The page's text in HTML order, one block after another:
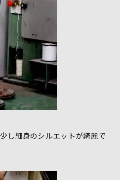
し細身のシルエットが綺麗で